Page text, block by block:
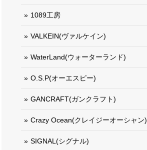
1089工房
VALKEIN(ヴァルケイン)
WaterLand(ウォーターランド)
O.S.P(オーエスピー)
GANCRAFT(ガンクラフト)
Crazy Ocean(クレイジーオーシャン)
SIGNAL(シグナル)